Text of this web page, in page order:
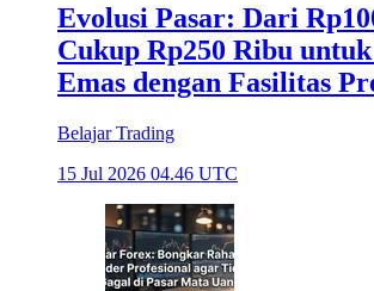
Evolusi Pasar: Dari
Cukup Rp250 Ribu
Emas dengan Fasilitas
Belajar Trading
15 Jul 2026 04.46 UTC